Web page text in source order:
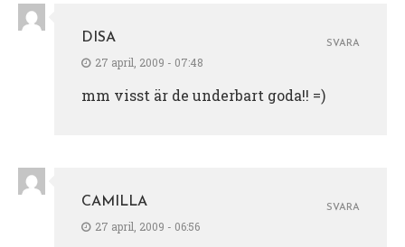
DISA
27 april, 2009 - 07:48
mm visst är de underbart goda!! =)
SVARA
CAMILLA
27 april, 2009 - 06:56
SVARA